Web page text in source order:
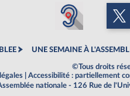
UNE SEMAINE À
©Tous droits
Accessibilité : partiellement
nationale - 126 Rue de